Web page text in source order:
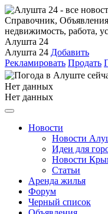
Алушта 24
Алушта 24 Добавить
Рекламировать Продать
Нет данных
Нет данных
Новости
Новости
Идеи для
Новости
Статьи
Аренда жилья
Форум
Черный список